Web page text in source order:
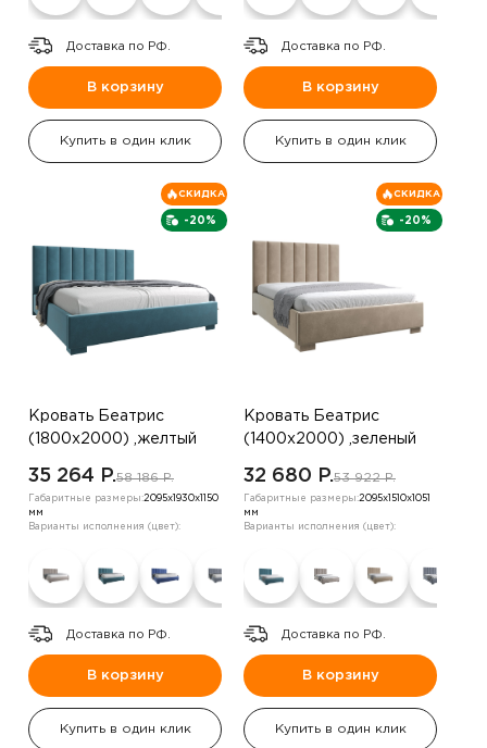
Доставка по РФ.
В корзину
Купить в один клик
Доставка по РФ.
В корзину
Купить в один клик
-20%
СКИДКА
Кровать Беатрис
(1800х2000) ,желтый
35 264 P.58 186 P.
Габаритные размеры:2095х1930х1150
мм
Варианты исполнения (цвет):
Доставка по РФ.
В корзину
Купить в один клик
-20%
СКИДКА
Кровать Беатрис
(1400х2000) ,зеленый
32 680 P.53 922 P.
Габаритные размеры:2095х1510х1051
мм
Варианты исполнения (цвет):
Доставка по РФ.
В корзину
Купить в один клик